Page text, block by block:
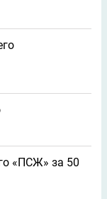
«ПСЖ» за 50